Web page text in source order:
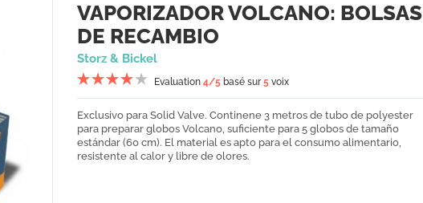
VAPORIZADOR VOLCANO: BOLSAS
DE RECAMBIO
Storz & Bickel
Evaluation 4/5 basé sur5 voix
Exclusivo para Solid Valve. Continene 3 metros de tubo de polyester
para preparar globos Volcano, suficiente para 5 globos de tamaño
estándar (60 cm). El material es apto para el consumo alimentario,
resistente al calor y libre de olores.